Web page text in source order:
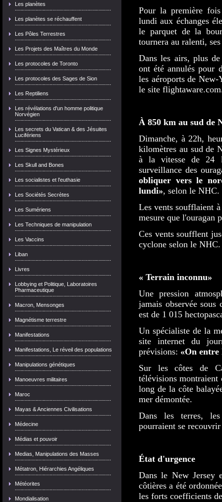
Les planètes
Les planètes se réchauffent
Les Pôles Terrestres
Les Projets des Maîtres du Monde
Les protocoles de Toronto
Les protocoles des Sages de Sion
Les Reptiliens
Les révélations d'un homme politique
Norvégien
Les secrets du Vatican & des Jésuites
Lucifériens
Les Signes Mystérieux
Les Skull and Bones
Les socialistes et l'euthasie
Les Sociétés Secrètes
Les Sumériens
Les Techniques de manipulation
Les Vaccins
Liban
Livres
Lobbying et Politique, Laboratoires
Pharmaceutique
Macron, Mensonges
Magnétisme terrestre
Manifestations
Manifestations, Le réveil des populations
Manipulations génétiques
Manoeuvres militaires
Maroc
Mayas & Anciennes Civilisations
Médecine
Médias et pouvoir
Medias, Manipulations des Masses
Métatron, Hiérarchies Angéliques
Météorites
Mondialisation
Pour la première
lundi aux échanges
le parquet de la
tournera au ralenti,
Dans les airs, plus
ont été annulés pour
les aéroports de
le site
À 850 km au sud de
Dimanche, à 22h,
kilomètres au sud de
à la vitesse de 24
surveillance des
obliquer vers le
lundi», selon le NHC.
Les vents soufflaient
mesure que l'ouragan
Ces vents soufflent
cyclone selon le NHC.
« Terrain inconnu»
Une pression
jamais observée sous
est de 1 015
Un spécialiste de la
site internet du
prévisions: «On
Sur les côtes de
télévisions montraient
long de la côte
mer démontée.
Dans les terres,
pourraient se
État d'urgence
Dans le New Jersey
côtières a été
les forts coefficients